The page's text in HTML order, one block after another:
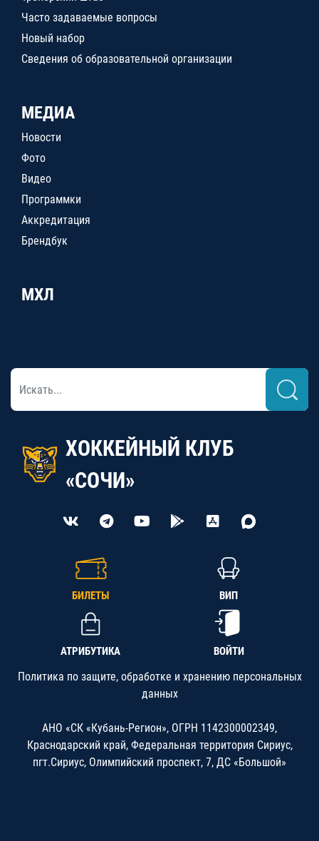
Часто задаваемые вопросы
Новый набор
Сведения об образовательной организации
МЕДИА
Новости
Фото
Видео
Программки
Аккредитация
Брендбук
МХЛ
ХОККЕЙНЫЙ КЛУБ
«СОЧИ»
БИЛЕТЫ ВИП
АТРИБУТИКА ВОЙТИ
Политика по защите, обработке и хранению персональных
данных
АНО «СК «Кубань-Регион», ОГРН 1142300002349,
Краснодарский край, Федеральная территория Сириус,
пгт.Сириус, Олимпийский проспект, 7, ДС «Большой»